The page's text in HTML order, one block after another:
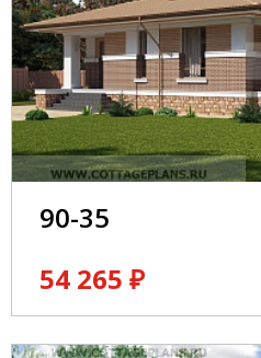
90-35
54 265 ₽